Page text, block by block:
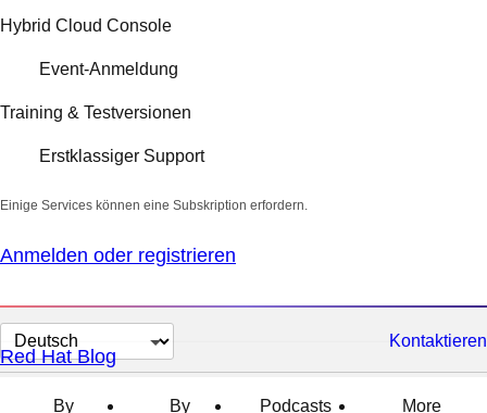
Hybrid Cloud Console
Event-Anmeldung
Training & Testversionen
Erstklassiger Support
Einige Services können eine Subskription erfordern.
Anmelden oder registrieren
Sprache
auswählen
Kontaktieren
Red Hat Blog
By
By
Podcasts
More